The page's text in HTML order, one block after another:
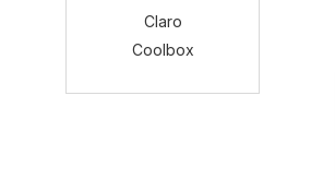
Claro
Coolbox